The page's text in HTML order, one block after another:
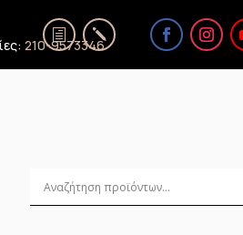
210-9573346